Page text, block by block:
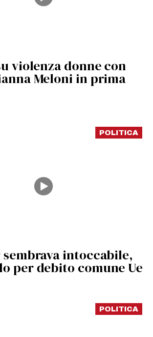
violenza donne con
Meloni in prima
POLITICA
intoccabile,
per debito comune Ue
POLITICA